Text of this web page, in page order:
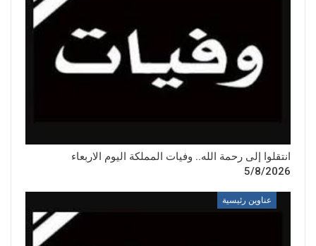
انتقلوا إلى رحمة الله.. وفيات المملكة اليوم الاربعاء
5/8/2026
عناوين رئيسية